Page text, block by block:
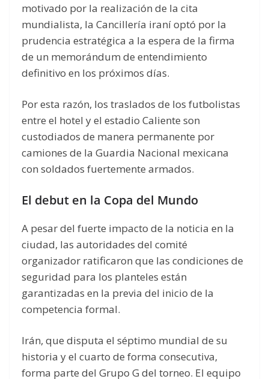
motivado por la realización de la cita
mundialista, la Cancillería iraní optó por la
prudencia estratégica a la espera de la firma
de un memorándum de entendimiento
definitivo en los próximos días.
Por esta razón, los traslados de los futbolistas
entre el hotel y el estadio Caliente son
custodiados de manera permanente por
camiones de la Guardia Nacional mexicana
con soldados fuertemente armados.
El debut en la Copa del Mundo
A pesar del fuerte impacto de la noticia en la
ciudad, las autoridades del comité
organizador ratificaron que las condiciones de
seguridad para los planteles están
garantizadas en la previa del inicio de la
competencia formal.
Irán, que disputa el séptimo mundial de su
historia y el cuarto de forma consecutiva,
forma parte del Grupo G del torneo. El equipo